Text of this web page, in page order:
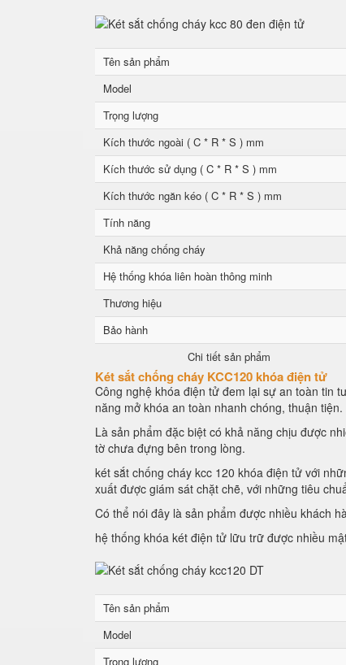
Tên sản phẩm
Model
Trọng lượng
Kích thước ngoài ( C * R * S ) mm
Kích thước sử dụng ( C * R * S ) mm
Kích thước ngăn kéo ( C * R * S ) mm
Tính năng
Khả năng chống cháy
Hệ thống khóa liên hoàn thông minh
Thương hiệu
Bảo hành
Chi tiết sản phẩm
Két sắt chống cháy KCC120 khóa điện tử
Công nghệ khóa điện tử đem lại sự an toàn tin
năng mở khóa an toàn nhanh chóng, thuận tiện.
Là sản phẩm đặc biệt có khả năng chịu được
tờ chưa đựng bên trong lòng.
két sắt chống cháy kcc 120 khóa điện tử với
xuất được giám sát chặt chẽ, với những tiêu
Có thể nói đây là sản phẩm được nhiều khách
hệ thống khóa két điện tử lữu trữ được nhiều
Tên sản phẩm
Model
Trọng lượng